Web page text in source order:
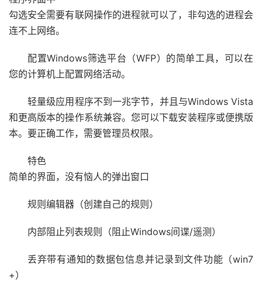
勾选安全需要有联网操作的进程就可以了，非勾选的进程会
连不上网络。
配置Windows筛选平台（WFP）的简单工具，可以在
您的计算机上配置网络活动。
轻量级应用程序不到一兆字节，并且与Windows Vista
和更高版本的操作系统兼容。您可以下载安装程序或便携版
本。要正确工作，需要管理员权限。
特色
简单的界面，没有恼人的弹出窗口
规则编辑器（创建自己的规则）
内部阻止列表规则（阻止Windows间谍/遥测）
丢弃带有通知的数据包信息并记录到文件功能（win7
+）